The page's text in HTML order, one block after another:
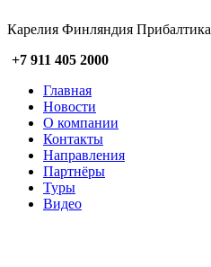
Карелия Финляндия Прибалтика
+7 911 405 2000
Главная
Новости
О компании
Контакты
Направления
Партнёры
Туры
Видео